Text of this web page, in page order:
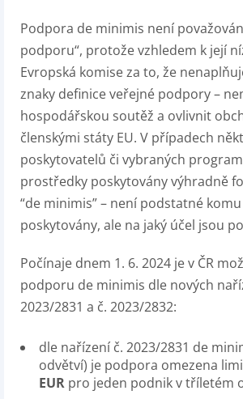
Podpora de minimis není
podporu“, protože vzhledem k její
Evropská komise za to, že
znaky definice veřejné podpory –
hospodářskou soutěž a ovlivnit
členskými státy EU. V případech
poskytovatelů či vybraných
prostředky poskytovány výhradně
“de minimis” – není podstatné
poskytovány, ale na jaký účel jsou
Počínaje dnem 1. 6. 2024 je v ČR
podporu de minimis dle nových
2023/2831 a č. 2023/2832:
dle nařízení č. 2023/2831 de
odvětví) je podpora omezena
EUR pro jeden podnik v tříletém